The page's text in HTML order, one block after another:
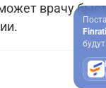
врачу